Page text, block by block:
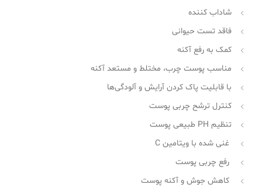
شاداب کننده
فاقد تست حیوانی
کمک به رفع آکنه
مناسب پوست چرب، مختلط و مستعد آکنه
با قابلیت پاک کردن آرایش و آلودگی‌ها
کنترل ترشح چربی پوست
تنظیم PH طبیعی پوست
غنی شده با ویتامین C
رفع چربی پوست
کاهش جوش و آکنه پوست